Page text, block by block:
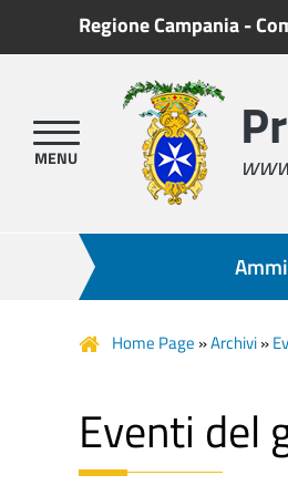
Regione Campania-
Home Page »Archivi»
Eventi del